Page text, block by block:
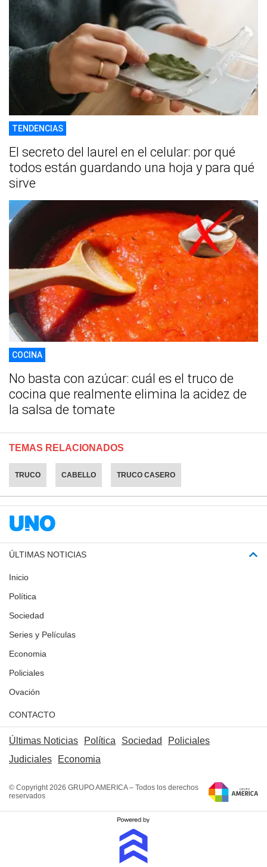
TENDENCIAS
El secreto del laurel en el celular: por qué
todos están guardando una hoja y para qué
sirve
COCINA
No basta con azúcar: cuál es el truco de
cocina que realmente elimina la acidez de
la salsa de tomate
TEMAS RELACIONADOS
TRUCO CABELLO TRUCO CASERO
ÚLTIMAS NOTICIAS
Inicio
Política
Sociedad
Series y Películas
Economia
Policiales
Ovación
CONTACTO
Últimas Noticias Política Sociedad
Policiales
Judiciales
Economia
© Copyright 2026 GRUPO AMERICA – Todos los derechos
reservados